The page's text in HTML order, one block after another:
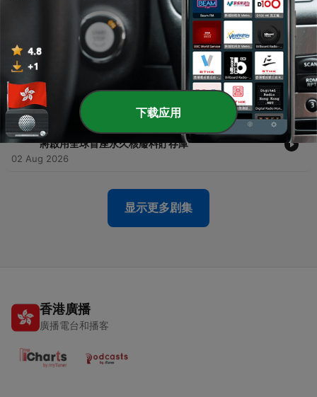
【ALL+互動英語 20260805】文學與文化：《奧德
賽》：從古老史詩到現代靈感泉源 2
04 Aug 2026
962
【ALL+互動英語 20260804】文學與文化：《奧德
賽》：從古老史詩到現代靈感泉源 1
03 Aug 2026
961 - 【ALL+互動英語 20260803】看新聞學英語：芬蘭即
將啟用全球首座永久核廢料貯存庫
02 Aug 2026
显示更多剧集
香港廣播
廣播電台和播客
下载应用